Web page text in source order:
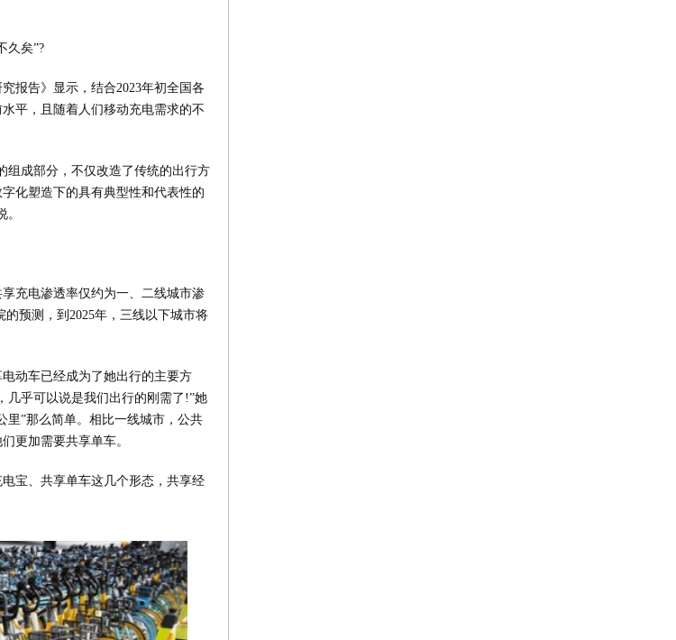
久矣”?
报告》显示，结合2023年初全国各
平，且随着人们移动充电需求的不
组成部分，不仅改造了传统的出行方
化塑造下的具有典型性和代表性的
充电渗透率仅约为一、二线城市渗
预测，到2025年，三线以下城市将
动车已经成为了她出行的主要方
几乎可以说是我们出行的刚需了!”她
里”那么简单。相比一线城市，公共
更加需要共享单车。
宝、共享单车这几个形态，共享经